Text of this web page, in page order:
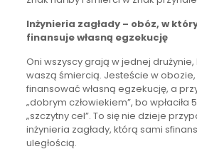
Inżynieria zagłady – obóz, w
finansuje własną egzekucję
Oni wszyscy grają w jednej
waszą śmiercią. Jesteście w
finansować własną egzekucję, a
„dobrym człowiekiem”, bo wpłaciła
„szczytny cel”. To się nie dzieje
inżynieria zagłady, którą sami
uległością.